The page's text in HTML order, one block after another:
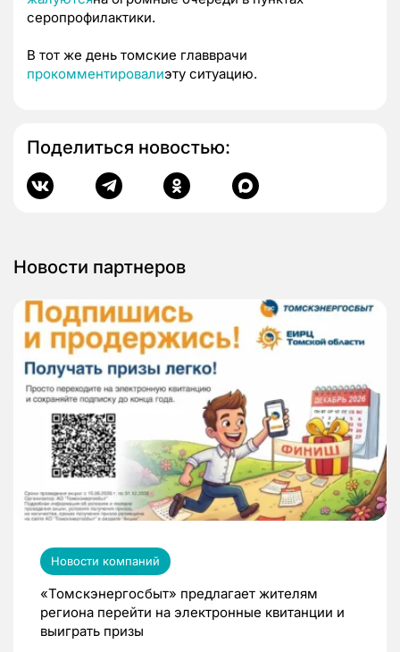
серопрофилактики.
В тот же день томские главврачи
прокомментировалиэту ситуацию.
Поделиться новостью:
Новости партнеров
Новости компаний
«Томскэнергосбыт» предлагает жителям
региона перейти на электронные квитанции и
выиграть призы